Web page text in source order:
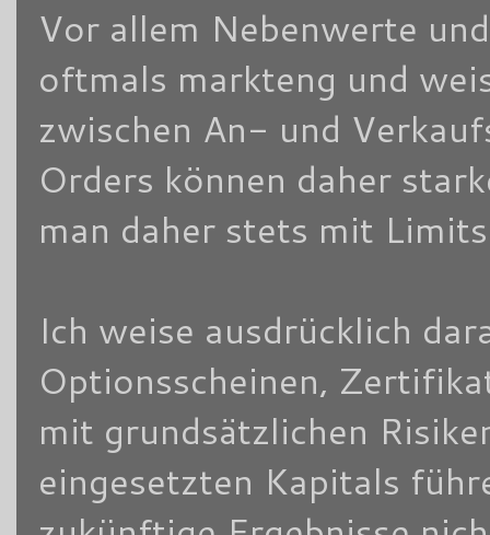
Vor allem Nebenwerte
oftmals markteng und
zwischen An- und
Orders können daher
man daher stets mit
Ich weise ausdrücklich
Optionsscheinen,
mit grundsätzlichen
eingesetzten Kapitals